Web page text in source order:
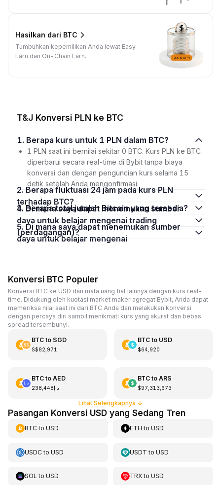
Hasilkan dari BTC
Tumbuhkan kepemilikan Anda lewat Easy
Earn dan On-Chain Earn.
T&J Konversi PLN ke BTC
1. Berapa kurs untuk 1 PLN dalam BTC?
1 PLN saat ini bernilai sekitar 0 BTC. Kurs PLN ke BTC
diperbarui secara real-time di Bybit tanpa biaya
konversi dan dengan penguncian kurs selama 15
detik setelah Anda mengonfirmasi.
2. Berapa fluktuasi 24 jam pada kurs PLN
terhadap BTC?
3. Berapa total jumlah Bitcoin yang tersedia?
4. Di mana saya dapat menemukan sumber
daya untuk belajar mengenai trading
(perdagangan)?
5. Di mana saya dapat menemukan sumber
daya untuk belajar mengenai
Konversi BTC Populer
Konversi BTC ke USD dan mata uang fiat lainnya dengan kurs real-
time. Didukung oleh kuotasi market maker agregat Bybit, Anda dapat
memeriksa nilai saat ini dari BTC Anda dan melakukan konversi
dengan percaya diri sambil menikmati kurs yang akurat dan bebas
spread tersembunyi.
BTCto SGD
S$82,971
BTCto USD
$64,920
BTCto AED
د.إ238,448
BTCto ARS
$97,313,673
Lihat Selengkapnya ↓
Pasangan Konversi USD yang Sedang Tren
BTCto USD ETH toUSD
USDCto USD USDT toUSD
SOL to USD TRXtoUSD